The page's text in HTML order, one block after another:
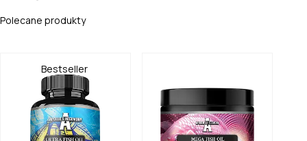
Polecane produkty
Bestseller